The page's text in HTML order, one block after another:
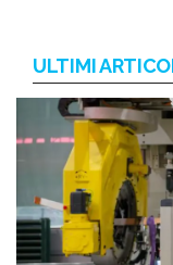
ULTIMI